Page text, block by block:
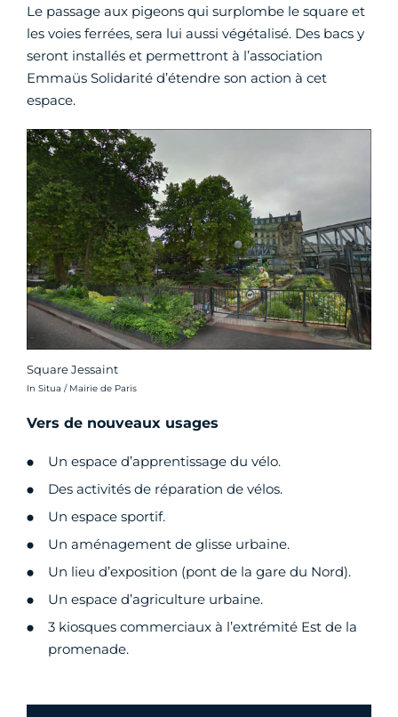
Le passage aux pigeons qui surplombe le square et
les voies ferrées, sera lui aussi végétalisé. Des bacs y
seront installés et permettront à l’association
Emmaüs Solidarité d’étendre son action à cet
espace.
Square Jessaint
Crédit photo :
In Situa / Mairie de Paris
Vers de nouveaux usages
Un espace d’apprentissage du vélo.
Des activités de réparation de vélos.
Un espace sportif.
Un aménagement de glisse urbaine.
Un lieu d’exposition (pont de la gare du Nord).
Un espace d’agriculture urbaine.
3 kiosques commerciaux à l’extrémité Est de la
promenade.